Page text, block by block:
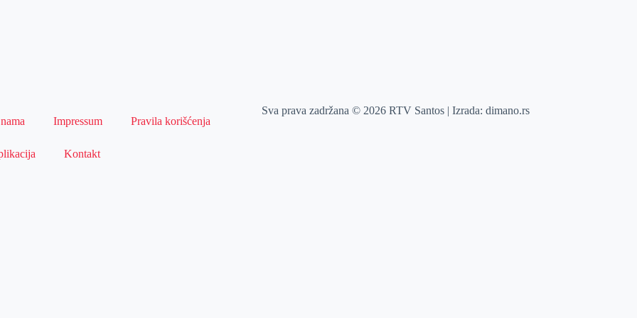
Impressum Pravila korišćenja
Kontakt
Sva prava zadržana © 2026 RTV Santos | Izrada:dimano.rs